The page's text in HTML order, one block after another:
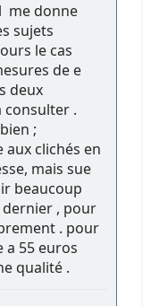
me donne
sujets
le cas
de e
deux
consulter .
;
clichés en
mais sue
beaucoup
, pour
. pour
a 55 euros
qualité .